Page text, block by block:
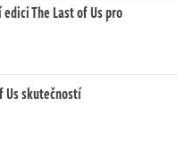
The Last of Us pro
Us skutečností